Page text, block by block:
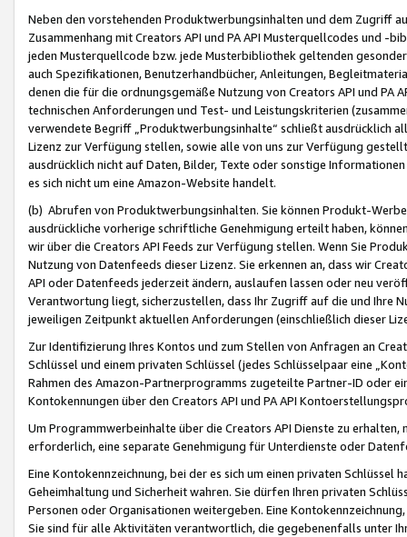
Neben den vorstehenden Produktwerbungsinhalten und dem Zugriff
Zusammenhang mit Creators API und PA API Musterquellcodes und
jeden Musterquellcode bzw. jede Musterbibliothek geltenden
auch Spezifikationen, Benutzerhandbücher, Anleitungen,
denen die für die ordnungsgemäße Nutzung von Creators API und PA
technischen Anforderungen und Test- und Leistungskriterien
verwendete Begriff „Produktwerbungsinhalte“ schließt ausdrücklich
Lizenz zur Verfügung stellen, sowie alle von uns zur Verfügung
ausdrücklich nicht auf Daten, Bilder, Texte oder sonstige
es sich nicht um eine Amazon-Website handelt.
(b) Abrufen von Produktwerbungsinhalten. Sie können Produkt-
ausdrückliche vorherige schriftliche Genehmigung erteilt haben,
wir über die Creators API Feeds zur Verfügung stellen. Wenn Sie
Nutzung von Datenfeeds dieser Lizenz. Sie erkennen an, dass wir
API oder Datenfeeds jederzeit ändern, auslaufen lassen oder neu
Verantwortung liegt, sicherzustellen, dass Ihr Zugriff auf die und Ihre
jeweiligen Zeitpunkt aktuellen Anforderungen (einschließlich dieser
Zur Identifizierung Ihres Kontos und zum Stellen von Anfragen an
Schlüssel und einem privaten Schlüssel (jedes Schlüsselpaar eine
Rahmen des Amazon-Partnerprogramms zugeteilte Partner-ID oder
Kontokennungen über den Creators API und PA API
Um Programmwerbeinhalte über die Creators API Dienste zu
erforderlich, eine separate Genehmigung für Unterdienste oder
Eine Kontokennzeichnung, bei der es sich um einen privaten
Geheimhaltung und Sicherheit wahren. Sie dürfen Ihren privaten
Personen oder Organisationen weitergeben. Eine
Sie sind für alle Aktivitäten verantwortlich, die gegebenenfalls unter